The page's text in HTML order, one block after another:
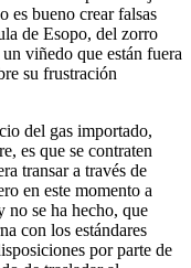
es bueno crear falsas
de Esopo, del zorro
viñedo que están fuera
su frustración
del gas importado,
es que se contraten
transar a través de
en este momento a
no se ha hecho, que
con los estándares
por parte de